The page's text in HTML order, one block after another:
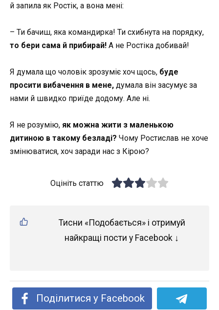
й запила як Ростік, а вона мені:
– Ти бачиш, яка командирка! Ти схибнута на порядку,
то бери сама й прибирай! А не Ростіка добивай!
Я думала що чоловік зрозуміє хоч щось, буде
просити вибачення в мене, думала він засумує за
нами й швидко приїде додому. Але ні.
Я не розумію, як можна жити з маленькою
дитиною в такому безладі? Чому Ростислав не хоче
змінюватися, хоч заради нас з Кірою?
Оцініть статтю
Тисни «Подобається» і отримуй
найкращі пости у Facebook ↓
Поділитися у Facebook